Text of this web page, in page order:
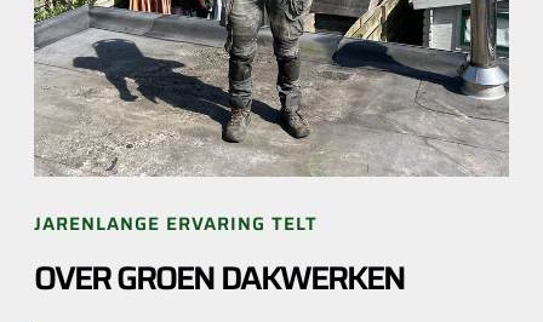
JARENLANGE ERVARING TELT
OVER GROEN DAKWERKEN